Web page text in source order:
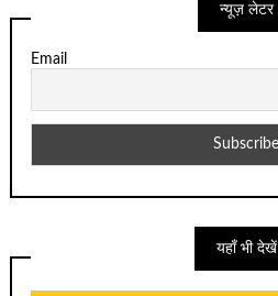
न्यूज़ लेटर
Email
यहाँ भी देखें